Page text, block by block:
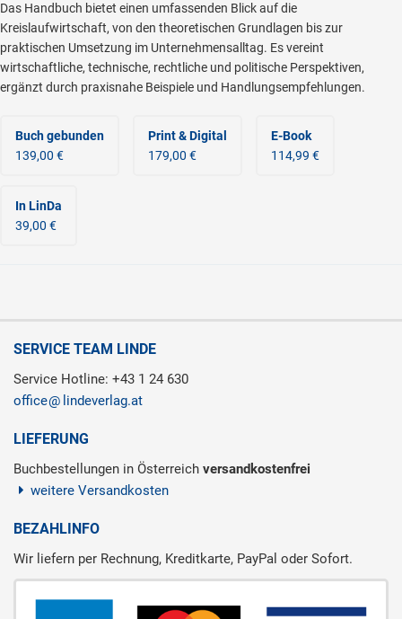
Das Handbuch bietet einen umfassenden Blick auf die
Kreislaufwirtschaft, von den theoretischen Grundlagen bis zur
praktischen Umsetzung im Unternehmensalltag. Es vereint
wirtschaftliche, technische, rechtliche und politische Perspektiven,
ergänzt durch praxisnahe Beispiele und Handlungsempfehlungen.
Buch gebunden
139,00 €
Print & Digital
179,00 €
E-Book
114,99 €
In LinDa
39,00 €
SERVICE TEAM LINDE
Service Hotline: +43 1 24 630
office
lindeverlag.at
LIEFERUNG
Buchbestellungen in Österreich versandkostenfrei
weitere Versandkosten
BEZAHLINFO
Wir liefern per Rechnung, Kreditkarte, PayPal oder Sofort.